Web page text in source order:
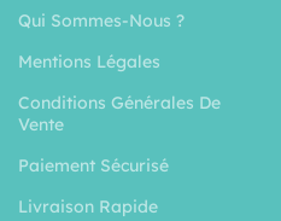
Qui Sommes-Nous ?
Mentions Légales
Conditions Générales De
Vente
Paiement Sécurisé
Livraison Rapide